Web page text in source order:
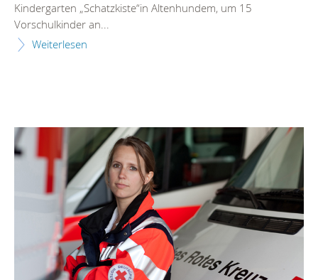
Kindergarten „Schatzkiste“in Altenhundem, um 15
Vorschulkinder an...
Weiterlesen